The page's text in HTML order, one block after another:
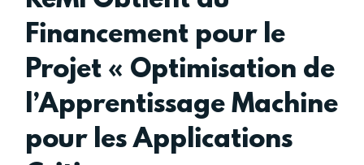
Financement pour le
Projet « Optimisation de
l’Apprentissage Machine
pour les Applications